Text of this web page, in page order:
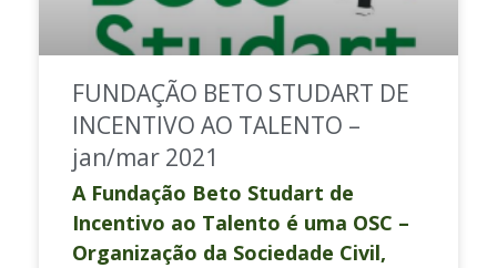
FUNDAÇÃO BETO STUDART DE
INCENTIVO AO TALENTO –
jan/mar 2021
A Fundação Beto Studart de
Incentivo ao Talento é uma OSC –
Organização da Sociedade Civil,